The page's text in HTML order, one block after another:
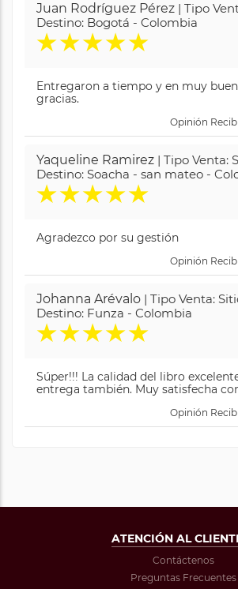
Juan Rodríguez Pérez | Tipo
Destino: Bogotá - Colombia
★★★★★
Entregaron a tiempo y en muy
gracias.
Opinión
Yaqueline Ramirez | Tipo Venta:
Destino: Soacha - san mateo -
★★★★★
Agradezco por su gestión
Opinión
Johanna Arévalo | Tipo Venta:
Destino: Funza - Colombia
★★★★★
Súper!!! La calidad del libro
entrega también. Muy satisfecha
Opinión
ATENCIÓN AL
Contáctenos
Preguntas Frecuentes